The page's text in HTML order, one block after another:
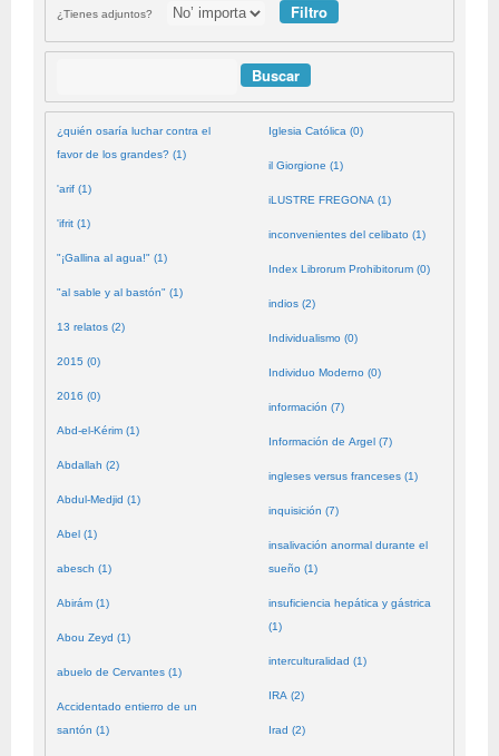
¿Tienes adjuntos?
¿quién osaría luchar contra el
favor de los grandes? (1)
'arif (1)
'ifrit (1)
"¡Gallina al agua!" (1)
"al sable y al bastón" (1)
13 relatos (2)
2015 (0)
2016 (0)
Abd-el-Kérim (1)
Abdallah (2)
Abdul-Medjid (1)
Abel (1)
abesch (1)
Abirám (1)
Abou Zeyd (1)
abuelo de Cervantes (1)
Accidentado entierro de un
santón (1)
Iglesia Católica (0)
il Giorgione (1)
iLUSTRE FREGONA (1)
inconvenientes del celibato (1)
Index Librorum Prohibitorum (0)
indios (2)
Individualismo (0)
Individuo Moderno (0)
información (7)
Información de Argel (7)
ingleses versus franceses (1)
inquisición (7)
insalivación anormal durante el
sueño (1)
insuficiencia hepática y gástrica
(1)
interculturalidad (1)
IRA (2)
Irad (2)